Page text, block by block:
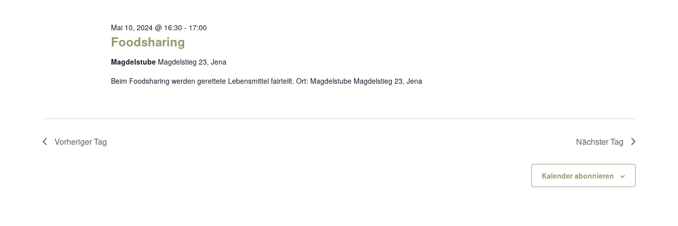
Foodsharing
Mai 10, 2024 @ 16:30 - 17:00
Magdelstube Magdelstieg 23, Jena
Beim Foodsharing werden gerettete Lebensmittel fairteilt. Ort: Magdelstube Magdelstieg 23, Jena
Vorheriger Tag Nächster Tag
Kalender abonnieren